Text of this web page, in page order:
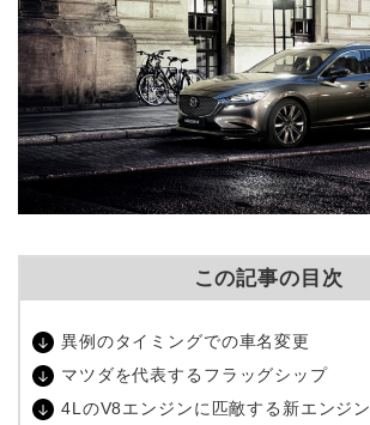
この記事の目次
異例のタイミングでの車名変更
マツダを代表するフラッグシップ
4LのV8エンジンに匹敵する新エンジン